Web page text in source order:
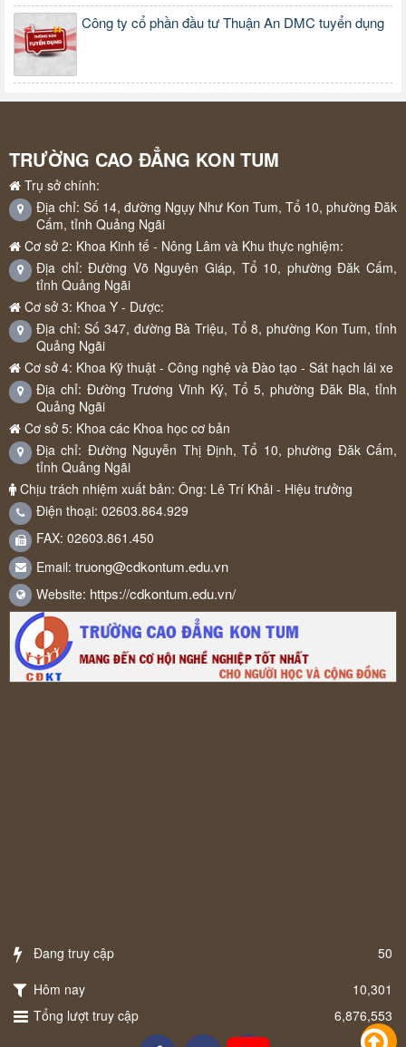
Công ty cổ phần đầu tư Thuận An DMC tuyển dụng
TRƯỜNG CAO ĐẲNG KON TUM
Trụ sở chính:
Địa chỉ: Số 14, đường Ngụy Như Kon Tum, Tổ 10, phường Đăk
Cấm, tỉnh Quảng Ngãi
Cơ sở 2: Khoa Kinh tế - Nông Lâm và Khu thực nghiệm:
Địa chỉ: Đường Võ Nguyên Giáp, Tổ 10, phường Đăk Cấm,
tỉnh Quảng Ngãi
Cơ sở 3: Khoa Y - Dược:
Địa chỉ: Số 347, đường Bà Triệu, Tổ 8, phường Kon Tum, tỉnh
Quảng Ngãi
Cơ sở 4: Khoa Kỹ thuật - Công nghệ và Đào tạo - Sát hạch lái xe
Địa chỉ: Đường Trương Vĩnh Ký, Tổ 5, phường Đăk Bla, tỉnh
Quảng Ngãi
Cơ sở 5: Khoa các Khoa học cơ bản
Địa chỉ: Đường Nguyễn Thị Định, Tổ 10, phường Đăk Cấm,
tỉnh Quảng Ngãi
Chịu trách nhiệm xuất bản: Ông: Lê Trí Khải - Hiệu trưởng
Điện thoại: 02603.864.929
FAX: 02603.861.450
Email: truong@cdkontum.edu.vn
Website: https://cdkontum.edu.vn/
Đang truy cập
50
Hôm nay
10,301
Tổng lượt truy cập
6,876,553